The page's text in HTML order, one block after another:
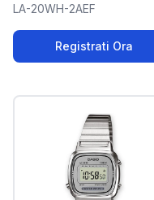
LA-20WH-2AEF
Registrati Ora